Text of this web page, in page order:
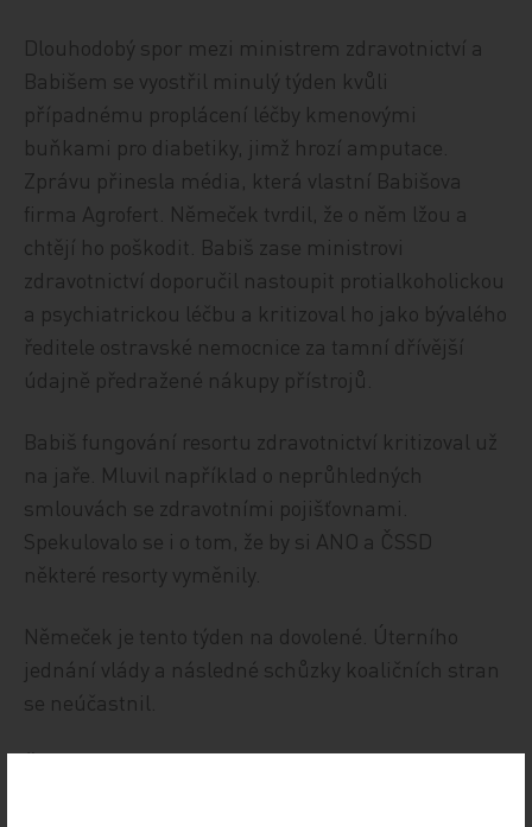
Dlouhodobý spor mezi ministrem zdravotnictví a
Babišem se vyostřil minulý týden kvůli
případnému proplácení léčby kmenovými
buňkami pro diabetiky, jimž hrozí amputace.
Zprávu přinesla média, která vlastní Babišova
firma Agrofert. Němeček tvrdil, že o něm lžou a
chtějí ho poškodit. Babiš zase ministrovi
zdravotnictví doporučil nastoupit protialkoholickou
a psychiatrickou léčbu a kritizoval ho jako bývalého
ředitele ostravské nemocnice za tamní dřívější
údajně předražené nákupy přístrojů.
Babiš fungování resortu zdravotnictví kritizoval už
na jaře. Mluvil například o neprůhledných
smlouvách se zdravotními pojišťovnami.
Spekulovalo se i o tom, že by si ANO a ČSSD
některé resorty vyměnily.
Němeček je tento týden na dovolené. Úterního
jednání vlády a následné schůzky koaličních stran
se neúčastnil.